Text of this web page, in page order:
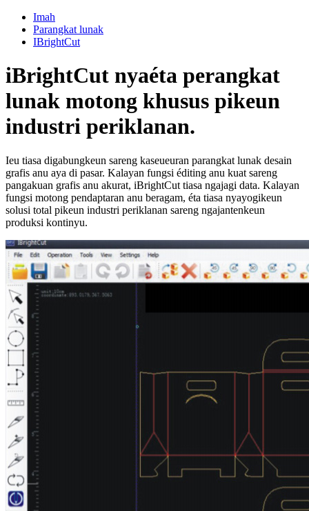
Imah
Parangkat lunak
IBrightCut
iBrightCut nyaéta perangkat
lunak motong khusus pikeun
industri periklanan.
Ieu tiasa digabungkeun sareng kaseueuran parangkat lunak desain
grafis anu aya di pasar. Kalayan fungsi éditing anu kuat sareng
pangakuan grafis anu akurat, iBrightCut tiasa ngajagi data. Kalayan
fungsi motong pendaptaran anu beragam, éta tiasa nyayogikeun
solusi total pikeun industri periklanan sareng ngajantenkeun
produksi kontinyu.